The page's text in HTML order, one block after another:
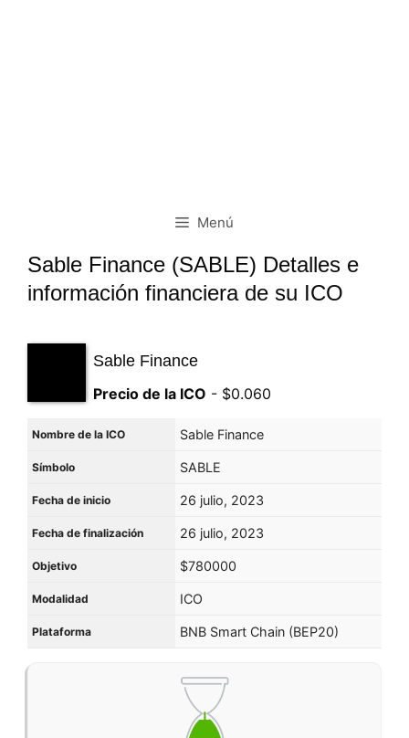
Menú
Sable Finance (SABLE) Detalles e
información financiera de su ICO
Sable Finance
Precio de la ICO - $0.060
Nombre de la ICO Sable Finance
Símbolo SABLE
Fecha de inicio 26 julio, 2023
Fecha de finalización 26 julio, 2023
Objetivo $780000
Modalidad ICO
Plataforma BNB Smart Chain (BEP20)